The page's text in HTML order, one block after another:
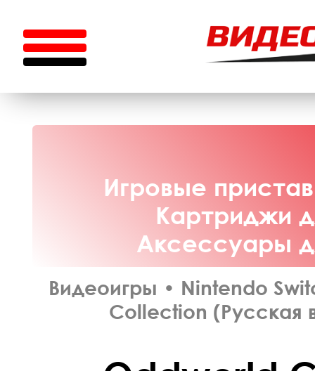
Игровые
Картриджи
Аксессуары
Видеоигры • Nintendo
Collection (Русская